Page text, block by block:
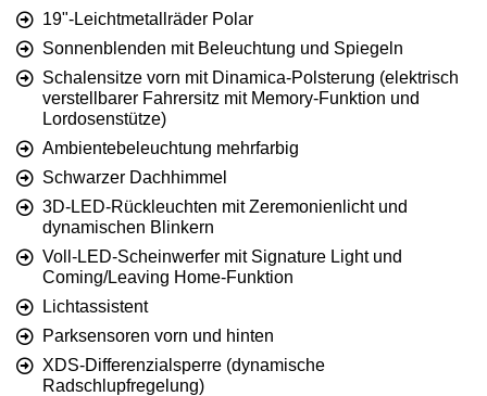
19"-Leichtmetallräder Polar
Sonnenblenden mit Beleuchtung und Spiegeln
Schalensitze vorn mit Dinamica-Polsterung (elektrisch
verstellbarer Fahrersitz mit Memory-Funktion und
Lordosenstütze)
Ambientebeleuchtung mehrfarbig
Schwarzer Dachhimmel
3D-LED-Rückleuchten mit Zeremonienlicht und
dynamischen Blinkern
Voll-LED-Scheinwerfer mit Signature Light und
Coming/Leaving Home-Funktion
Lichtassistent
Parksensoren vorn und hinten
XDS-Differenzialsperre (dynamische
Radschlupfregelung)